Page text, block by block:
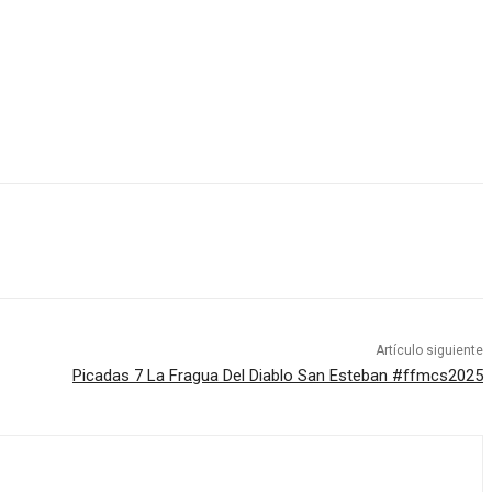
Artículo siguiente
Picadas 7 La Fragua Del Diablo San Esteban #ffmcs2025